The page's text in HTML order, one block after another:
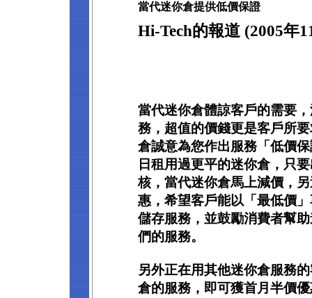
當代迷你倉提供低價保證
Hi-Tech的報道 (2005年
當代迷你倉體諒客戶的需要
務，超值的價錢更是客戶所
倉誠意為您作出服務「低價
日租用過更平的迷你倉，只
核，當代迷你倉馬上減價，
惠，希望客戶能以「最低價
儲存服務，並鼓勵消費者幫
們的服務。
另外正在用其他迷你倉服務
倉的服務，即可獲首月半價